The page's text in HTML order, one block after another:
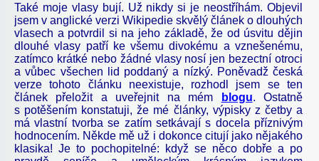
Také moje vlasy bují. Už nikdy si je neostříhám. Objevil
jsem v anglické verzi Wikipedie skvělý článek o dlouhých
vlasech a potvrdil si na jeho základě, že od úsvitu dějin
dlouhé vlasy patří ke všemu divokému a vznešenému,
zatímco krátké nebo žádné vlasy nosí jen bezectní otroci
a vůbec všechen lid poddaný a nízký. Poněvadž česká
verze tohoto článku neexistuje, rozhodl jsem se ten
článek přeložit a uveřejnit na mém
blogu. Ostatně
s potěšením konstatuji, že mé články, výpisky z četby a
má vlastní tvorba se zatím setkávají s docela příznivým
hodnocením. Někde mě už i dokonce citují jako nějakého
klasika! Je to pochopitelné: když se něco dobře a po